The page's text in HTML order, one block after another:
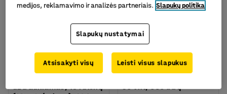
Šiukšlių maišas,
užtraukiamas, 15 rulonų
Dideli šiukšlių maišai,
30 vnt, 660 litrų
medijos, reklamavimo ir analizės partneriais. Slapukų politika
Slapukų nustatymai
Atsisakyti visų Leisti visus slapukus